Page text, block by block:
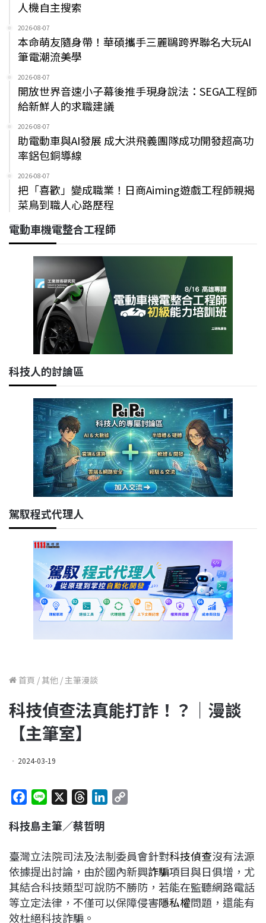
人機自主搜索
2026-08-07
本命萌友隨身帶！華碩攜手三麗鷗跨界聯名大玩AI
筆電潮流美學
2026-08-07
開放世界音速小子幕後推手現身說法：SEGA工程師
給新鮮人的求職建議
2026-08-07
助電動車與AI發展 成大洪飛義團隊成功開發超高功
率鋁包銅導線
2026-08-07
把「喜歡」變成職業！日商Aiming遊戲工程師親揭
菜鳥到職人心路歷程
電動車機電整合工程師
科技人的討論區
駕馭程式代理人